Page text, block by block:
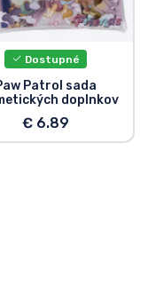
Dostupné
Patrol sada
doplnkov
€ 6.89